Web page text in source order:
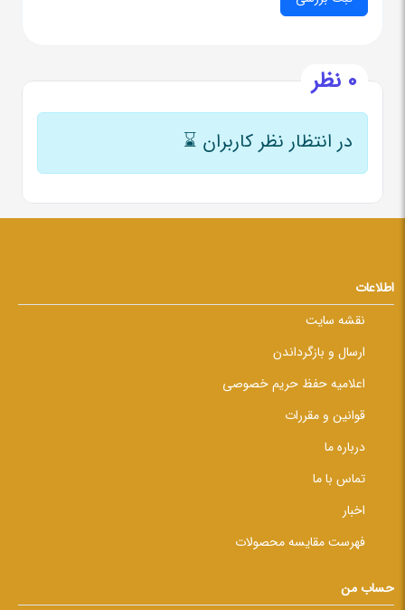
0 نظر
در انتظار نظر کاربران ⌛
اطلاعات
نقشه سایت
ارسال و بازگرداندن
اعلامیه حفظ حریم خصوصی
قوانین و مقررات
درباره ما
تماس با ما
اخبار
فهرست مقایسه محصولات
حساب من